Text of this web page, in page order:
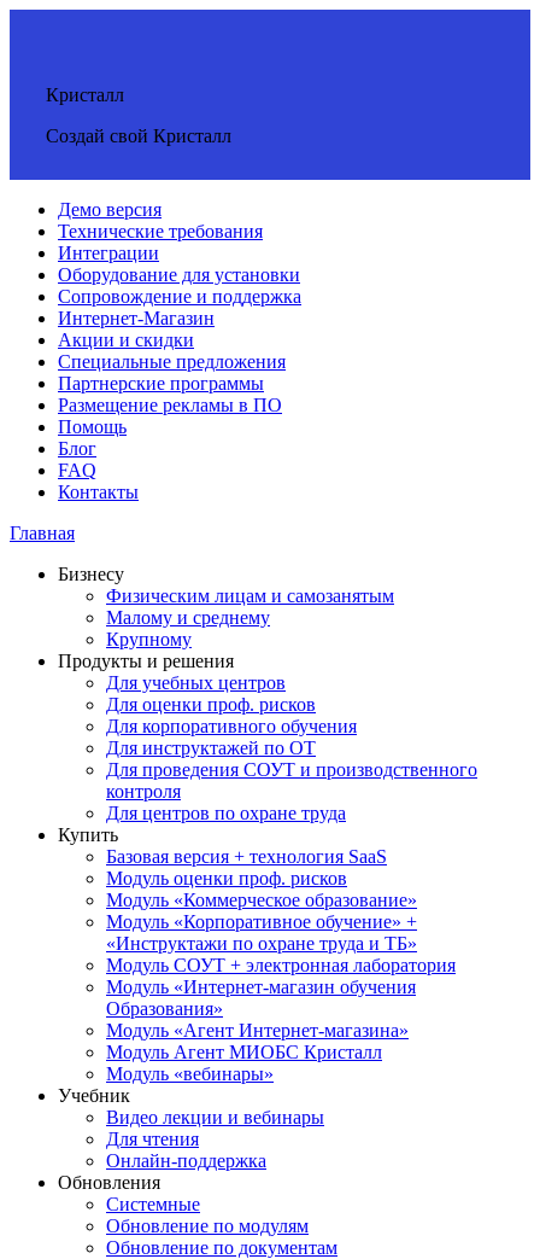
Кристалл
Создай свой Кристалл
Демо версия
Технические требования
Интеграции
Оборудование для установки
Сопровождение и поддержка
Интернет-Магазин
Акции и скидки
Специальные предложения
Партнерские программы
Размещение рекламы в ПО
Помощь
Блог
FAQ
Контакты
Главная
Бизнесу
Физическим лицам и самозанятым
Малому и среднему
Крупному
Продукты и решения
Для учебных центров
Для оценки проф. рисков
Для корпоративного обучения
Для инструктажей по ОТ
Для проведения СОУТ и производственного
контроля
Для центров по охране труда
Купить
Базовая версия + технология SaaS
Модуль оценки проф. рисков
Модуль «Коммерческое образование»
Модуль «Корпоративное обучение» +
«Инструктажи по охране труда и ТБ»
Модуль СОУТ + электронная лаборатория
Модуль «Интернет-магазин обучения
Образования»
Модуль «Агент Интернет-магазина»
Модуль Агент МИОБС Кристалл
Модуль «вебинары»
Учебник
Видео лекции и вебинары
Для чтения
Онлайн-поддержка
Обновления
Системные
Обновление по модулям
Обновление по документам